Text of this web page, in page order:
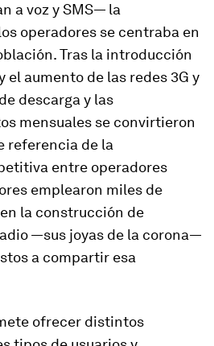
a voz y SMS— la
operadores se centraba en
Tras la introducción
el aumento de las redes 3G y
descarga y las
mensuales se convirtieron
referencia de la
entre operadores
emplearon miles de
la construcción de
—sus joyas de la corona—
a compartir esa
ofrecer distintos